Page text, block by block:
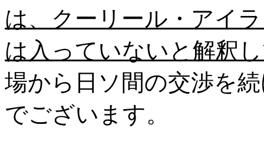
は、クーリール・アイ
は入っていないと解釈
場から日ソ間の交渉を
でございます。